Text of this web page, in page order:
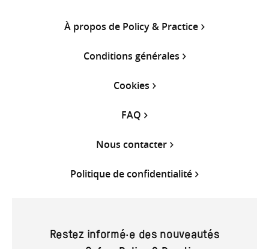
À propos de Policy & Practice
Conditions générales
Cookies
FAQ
Nous contacter
Politique de confidentialité
Restez informé·e des nouveautés